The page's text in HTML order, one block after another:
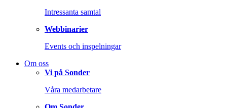
Intressanta samtal
Webbinarier
Events och inspelningar
Om oss
Vi på Sonder
Våra medarbetare